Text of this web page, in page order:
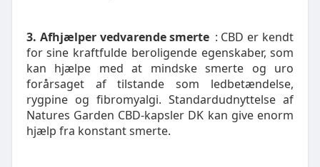
3. Afhjælper vedvarende smerte : CBD er kendt
for sine kraftfulde beroligende egenskaber, som
kan hjælpe med at mindske smerte og uro
forårsaget af tilstande som ledbetændelse,
rygpine og fibromyalgi. Standardudnyttelse af
Natures Garden CBD-kapsler DK kan give enorm
hjælp fra konstant smerte.